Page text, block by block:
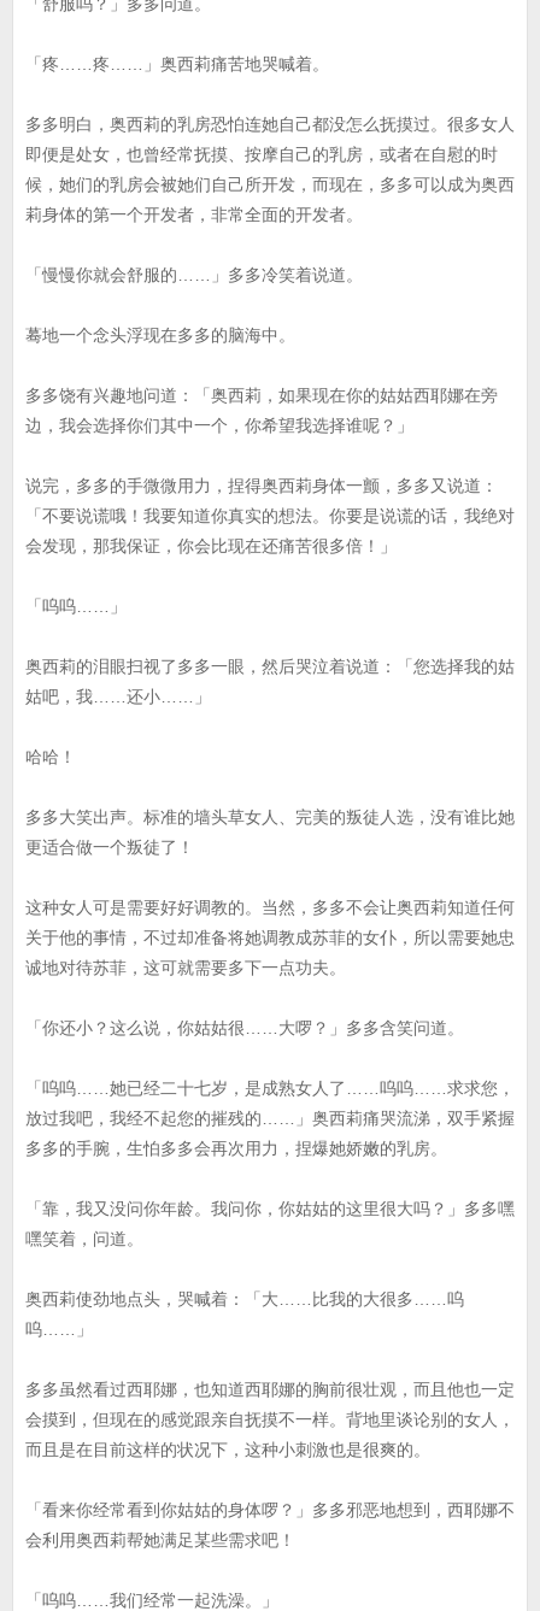
「疼……疼……」奥西莉痛苦地哭喊着。
多多明白，奥西莉的乳房恐怕连她自己都没怎么抚摸过。很多女人
即便是处女，也曾经常抚摸、按摩自己的乳房，或者在自慰的时
候，她们的乳房会被她们自己所开发，而现在，多多可以成为奥西
莉身体的第一个开发者，非常全面的开发者。
「慢慢你就会舒服的……」多多冷笑着说道。
蓦地一个念头浮现在多多的脑海中。
多多饶有兴趣地问道：「奥西莉，如果现在你的姑姑西耶娜在旁
边，我会选择你们其中一个，你希望我选择谁呢？」
说完，多多的手微微用力，捏得奥西莉身体一颤，多多又说道：
「不要说谎哦！我要知道你真实的想法。你要是说谎的话，我绝对
会发现，那我保证，你会比现在还痛苦很多倍！」
「呜呜……」
奥西莉的泪眼扫视了多多一眼，然后哭泣着说道：「您选择我的姑
姑吧，我……还小……」
哈哈！
多多大笑出声。标准的墙头草女人、完美的叛徒人选，没有谁比她
更适合做一个叛徒了！
这种女人可是需要好好调教的。当然，多多不会让奥西莉知道任何
关于他的事情，不过却准备将她调教成苏菲的女仆，所以需要她忠
诚地对待苏菲，这可就需要多下一点功夫。
「你还小？这么说，你姑姑很……大啰？」多多含笑问道。
「呜呜……她已经二十七岁，是成熟女人了……呜呜……求求您，
放过我吧，我经不起您的摧残的……」奥西莉痛哭流涕，双手紧握
多多的手腕，生怕多多会再次用力，捏爆她娇嫩的乳房。
「靠，我又没问你年龄。我问你，你姑姑的这里很大吗？」多多嘿
嘿笑着，问道。
奥西莉使劲地点头，哭喊着：「大……比我的大很多……呜
呜……」
多多虽然看过西耶娜，也知道西耶娜的胸前很壮观，而且他也一定
会摸到，但现在的感觉跟亲自抚摸不一样。背地里谈论别的女人，
而且是在目前这样的状况下，这种小刺激也是很爽的。
「看来你经常看到你姑姑的身体啰？」多多邪恶地想到，西耶娜不
会利用奥西莉帮她满足某些需求吧！
「呜呜……我们经常一起洗澡。」